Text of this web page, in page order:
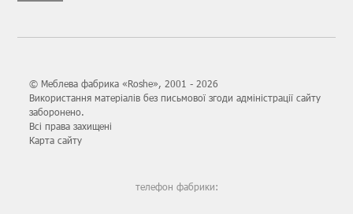
© Меблева фабрика «Roshe», 2001 - 2026
Використання матеріалів без письмової згоди адміністрації сайту
заборонено.
Всі права захищені
Карта сайту
телефон фабрики: